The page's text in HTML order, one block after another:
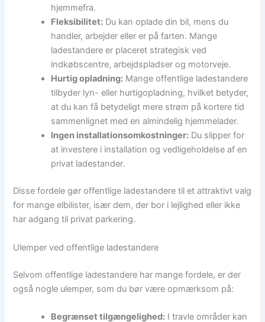
hjemmefra.
Fleksibilitet: Du kan oplade din bil, mens du
handler, arbejder eller er på farten. Mange
ladestandere er placeret strategisk ved
indkøbscentre, arbejdspladser og motorveje.
Hurtig opladning: Mange offentlige ladestandere
tilbyder lyn- eller hurtigopladning, hvilket betyder,
at du kan få betydeligt mere strøm på kortere tid
sammenlignet med en almindelig hjemmelader.
Ingen installationsomkostninger: Du slipper for
at investere i installation og vedligeholdelse af en
privat ladestander.
Disse fordele gør offentlige ladestandere til et attraktivt valg
for mange elbilister, især dem, der bor i lejlighed eller ikke
har adgang til privat parkering.
Ulemper ved offentlige ladestandere
Selvom offentlige ladestandere har mange fordele, er der
også nogle ulemper, som du bør være opmærksom på:
Begrænset tilgængelighed: I travle områder kan